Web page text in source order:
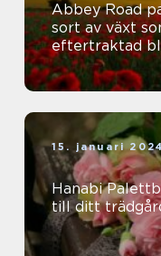
Abbey Road
sort av växt
eftertraktad
15. januari 2024
Hanabi
till ditt